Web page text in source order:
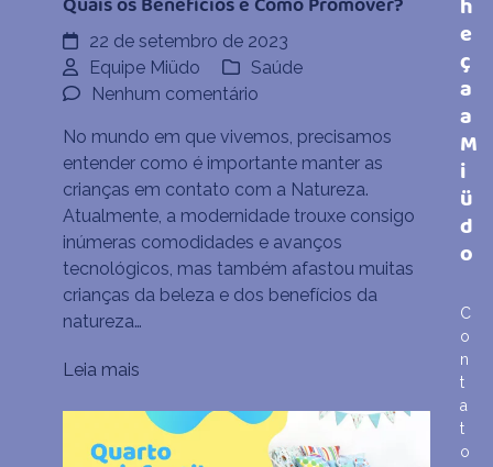
22 de setembro de 2023
Equipe Miüdo
Saúde
Nenhum comentário
em
Contato
com
a
Natureza:
Quais
os
Promover?
No mundo em que vivemos, precisamos
entender como é importante manter as
crianças em contato com a Natureza.
Atualmente, a modernidade trouxe consigo
inúmeras comodidades e avanços
tecnológicos, mas também afastou muitas
crianças da beleza e dos benefícios da
natureza…
Leia mais
h
e
ç
a
a
M
i
ü
d
o
C
o
n
t
a
t
o